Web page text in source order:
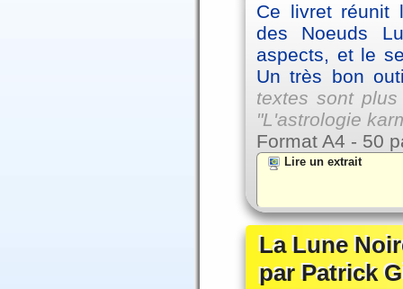
Ce livret réunit
des Noeuds
aspects, et le
Un très bon
textes sont
"L'astrologie
Format A4 - 50
Lire un extrait
La Lune
par Patrick